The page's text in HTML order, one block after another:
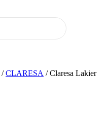
/CLARESA / Claresa Lakier